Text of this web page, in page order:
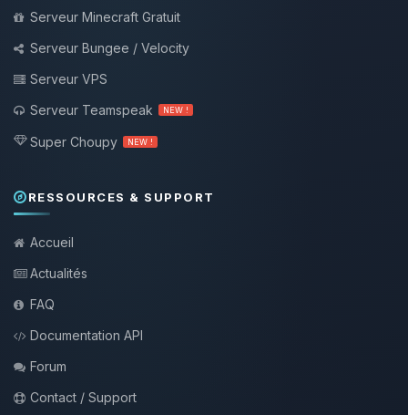
Serveur Minecraft Gratuit
Serveur Bungee / Velocity
Serveur VPS
Serveur Teamspeak
NEW !
Super Choupy NEW !
RESSOURCES & SUPPORT
Accueil
Actualités
FAQ
Documentation API
Forum
Contact / Support